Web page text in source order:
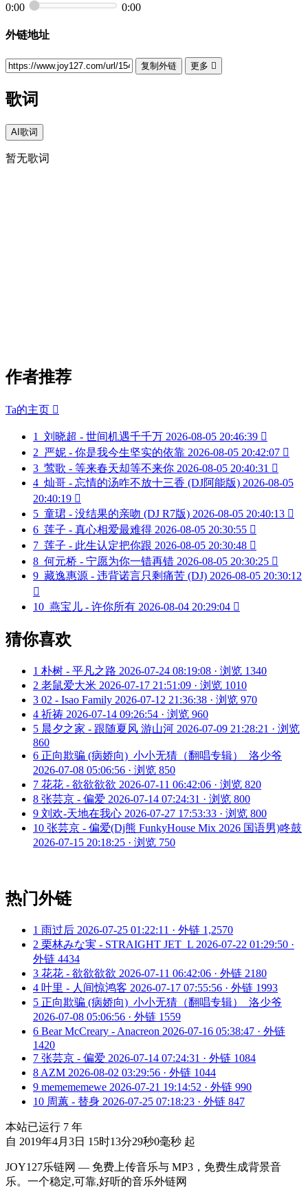
0:00 0:00
外链地址
复制外链 更多 
歌词
AI歌词
暂无歌词
作者推荐
Ta的主页 
1 刘晓超 - 世间机遇千千万 2026-08-05 20:46:39 
2 严妮 - 你是我今生坚实的依靠 2026-08-05 20:42:07 
3 莺歌 - 等来春天却等不来你 2026-08-05 20:40:31 
4 灿哥 - 忘情的汤咋不放十三香 (DJ阿能版) 2026-08-05
20:40:19 
5 童珺 - 没结果的亲吻 (DJ R7版) 2026-08-05 20:40:13 
6 莲子 - 真心相爱最难得 2026-08-05 20:30:55 
7 莲子 - 此生认定把你跟 2026-08-05 20:30:48 
8 何元桥 - 宁愿为你一错再错 2026-08-05 20:30:25 
9 藏逸惠源 - 违背诺言只剩痛苦 (DJ) 2026-08-05 20:30:12

10 燕宝儿 - 许你所有 2026-08-04 20:29:04 
猜你喜欢
1 朴树 - 平凡之路 2026-07-24 08:19:08 · 浏览 1340
2 老鼠爱大米 2026-07-17 21:51:09 · 浏览 1010
3 02 - Isao Family 2026-07-12 21:36:38 · 浏览 970
4 祈祷 2026-07-14 09:26:54 · 浏览 960
5 晨夕之家 - 跟随夏风 游山河 2026-07-09 21:28:21 · 浏览
860
6 正向欺骗 (病娇向)_小小无猜（翻唱专辑）_洛少爷
2026-07-08 05:06:56 · 浏览 850
7 花花 - 欲欲欲欲 2026-07-11 06:42:06 · 浏览 820
8 张芸京 - 偏爱 2026-07-14 07:24:31 · 浏览 800
9 刘欢-天地在我心 2026-07-27 17:53:33 · 浏览 800
10 张芸京 - 偏爱(Dj熊 FunkyHouse Mix 2026 国语男)咚鼓
2026-07-15 20:18:25 · 浏览 750
热门外链
1 雨过后 2026-07-25 01:22:11 · 外链 1,2570
2 栗林みな実 - STRAIGHT JET_L 2026-07-22 01:29:50 ·
外链 4434
3 花花 - 欲欲欲欲 2026-07-11 06:42:06 · 外链 2180
4 叶里 - 人间惊鸿客 2026-07-17 07:55:56 · 外链 1993
5 正向欺骗 (病娇向)_小小无猜（翻唱专辑）_洛少爷
2026-07-08 05:06:56 · 外链 1559
6 Bear McCreary - Anacreon 2026-07-16 05:38:47 · 外链
1420
7 张芸京 - 偏爱 2026-07-14 07:24:31 · 外链 1084
8 AZM 2026-08-02 03:29:56 · 外链 1044
9 memememewe 2026-07-21 19:14:52 · 外链 990
10 周蕙 - 替身 2026-07-25 07:18:23 · 外链 847
本站已运行 7 年
自 2019年4月3日 15时13分29秒0毫秒 起
JOY127乐链网 — 免费上传音乐与 MP3，免费生成背景音
乐。一个稳定,可靠,好听的音乐外链网